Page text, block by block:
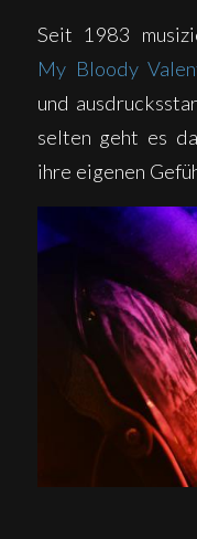
Seit 1983
My Bloody
und
selten geht es
ihre eigenen